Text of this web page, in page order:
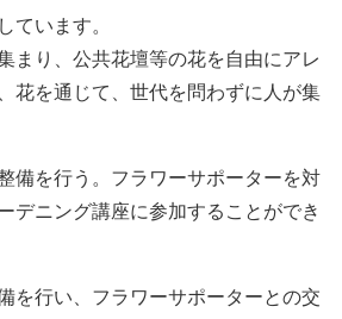
ています。
まり、公共花壇等の花を自由にアレ
花を通じて、世代を問わずに人が集
を行う。フラワーサポーターを対
デニング講座に参加することができ
を行い、フラワーサポーターとの交